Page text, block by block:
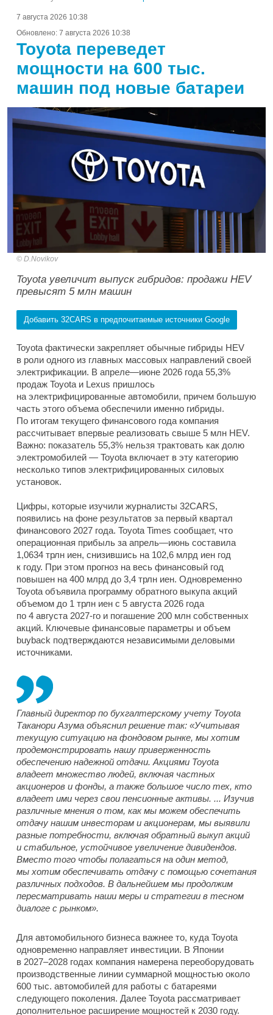
7 августа 2026 10:38
Обновлено: 7 августа 2026 10:38
Toyota переведет
мощности на 600 тыс.
машин под новые батареи
D.Novikov
Toyota увеличит выпуск гибридов: продажи HEV
превысят 5 млн машин
Добавить 32CARS в предпочитаемые источники Google
Toyota фактически закрепляет обычные гибриды HEV
в роли одного из главных массовых направлений своей
электрификации. В апреле—июне 2026 года 55,3%
продаж Toyota и Lexus пришлось
на электрифицированные автомобили, причем большую
часть этого объема обеспечили именно гибриды.
По итогам текущего финансового года компания
рассчитывает впервые реализовать свыше 5 млн HEV.
Важно: показатель 55,3% нельзя трактовать как долю
электромобилей — Toyota включает в эту категорию
несколько типов электрифицированных силовых
установок.
Цифры, которые изучили журналисты 32CARS,
появились на фоне результатов за первый квартал
финансового 2027 года. Toyota Times сообщает, что
операционная прибыль за апрель—июнь составила
1,0634 трлн иен, снизившись на 102,6 млрд иен год
к году. При этом прогноз на весь финансовый год
повышен на 400 млрд до 3,4 трлн иен. Одновременно
Toyota объявила программу обратного выкупа акций
объемом до 1 трлн иен с 5 августа 2026 года
по 4 августа 2027-го и погашение 200 млн собственных
акций. Ключевые финансовые параметры и объем
buyback подтверждаются независимыми деловыми
источниками.
Главный директор по бухгалтерскому учету Toyota
Таканори Азума объяснил решение так: «Учитывая
текущую ситуацию на фондовом рынке, мы хотим
продемонстрировать нашу приверженность
обеспечению надежной отдачи. Акциями Toyota
владеет множество людей, включая частных
акционеров и фонды, а также большое число тех, кто
владеет ими через свои пенсионные активы. ... Изучив
различные мнения о том, как мы можем обеспечить
отдачу нашим инвесторам и акционерам, мы выявили
разные потребности, включая обратный выкуп акций
и стабильное, устойчивое увеличение дивидендов.
Вместо того чтобы полагаться на один метод,
мы хотим обеспечивать отдачу с помощью сочетания
различных подходов. В дальнейшем мы продолжим
пересматривать наши меры и стратегии в тесном
диалоге с рынком».
Для автомобильного бизнеса важнее то, куда Toyota
одновременно направляет инвестиции. В Японии
в 2027–2028 годах компания намерена переоборудовать
производственные линии суммарной мощностью около
600 тыс. автомобилей для работы с батареями
следующего поколения. Далее Toyota рассматривает
дополнительное расширение мощностей к 2030 году.